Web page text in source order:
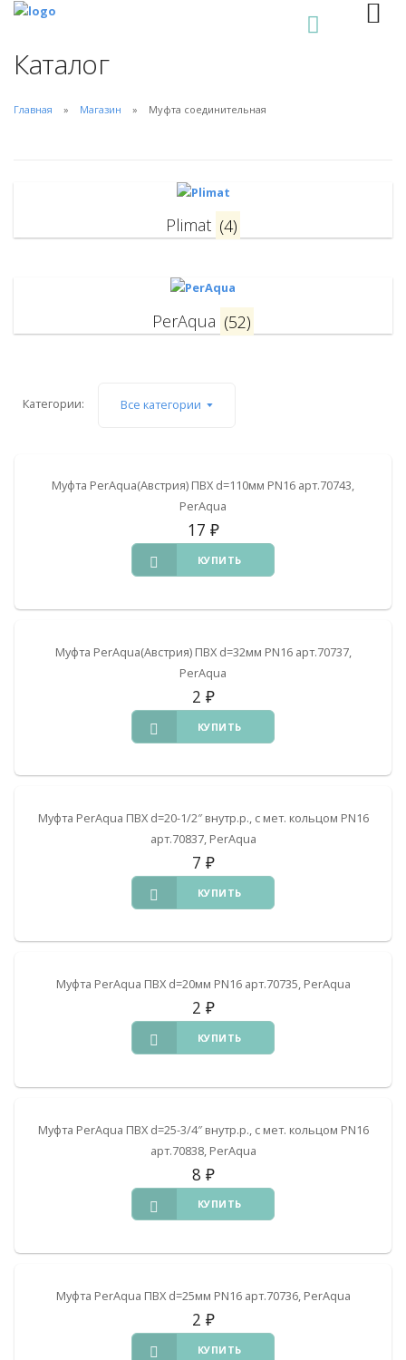
Каталог
Главная Магазин Муфта соединительная
Plimat (4)
PerAqua (52)
Категории: Все категории
Муфта PerAqua(Австрия) ПВХ d=110мм PN16 арт.70743,
PerAqua
17 ₽
КУПИТЬ
Муфта PerAqua(Австрия) ПВХ d=32мм PN16 арт.70737,
PerAqua
2 ₽
КУПИТЬ
Муфта PerAqua ПВХ d=20-1/2″ внутр.р., с мет. кольцом PN16
арт.70837, PerAqua
7 ₽
КУПИТЬ
Муфта PerAqua ПВХ d=20мм PN16 арт.70735, PerAqua
2 ₽
КУПИТЬ
Муфта PerAqua ПВХ d=25-3/4″ внутр.р., с мет. кольцом PN16
арт.70838, PerAqua
8 ₽
КУПИТЬ
Муфта PerAqua ПВХ d=25мм PN16 арт.70736, PerAqua
2 ₽
КУПИТЬ